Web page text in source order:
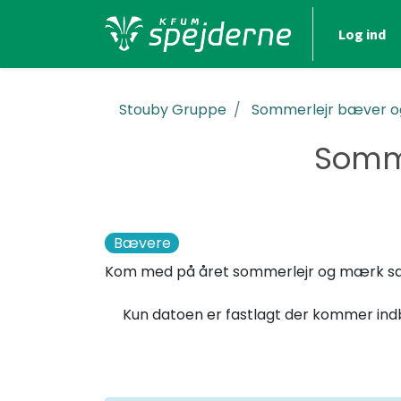
Log ind
Stouby Gruppe Sommerlejr bæver
​Bævere
Kom med på året sommerlejr og mærk
Kun datoen er fastlagt der kommer